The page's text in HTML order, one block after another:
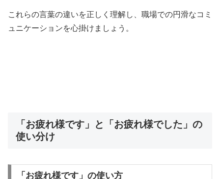
これらの言葉の違いを正しく理解し、職場での円滑なコミ
ュニケーションを心掛けましょう。
「お疲れ様です」と「お疲れ様でした」の
使い分け
「お疲れ様です」の使い方